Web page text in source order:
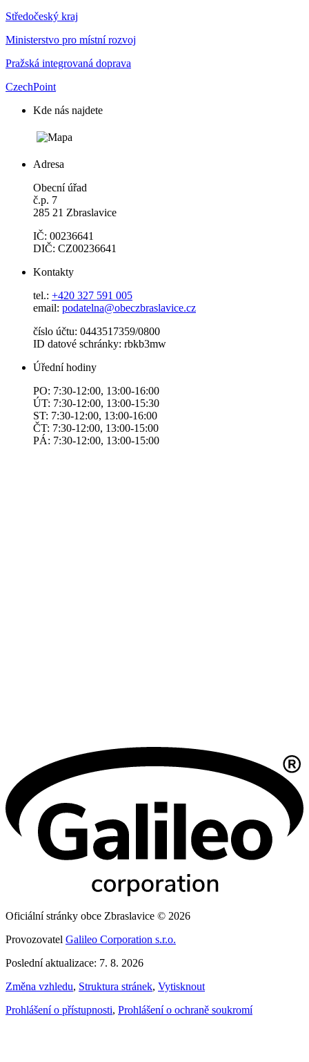
Středočeský kraj
Ministerstvo pro místní rozvoj
Pražská integrovaná doprava
CzechPoint
Kde nás najdete
Adresa
Obecní úřad
č.p. 7
285 21 Zbraslavice
IČ: 00236641
DIČ: CZ00236641
Kontakty
tel.: +420 327 591 005
email: podatelna@obeczbraslavice.cz
číslo účtu: 0443517359/0800
ID datové schránky: rbkb3mw
Úřední hodiny
PO: 7:30-12:00, 13:00-16:00
ÚT: 7:30-12:00, 13:00-15:30
ST: 7:30-12:00, 13:00-16:00
ČT: 7:30-12:00, 13:00-15:00
PÁ: 7:30-12:00, 13:00-15:00
Oficiální stránky obce Zbraslavice © 2026
Provozovatel Galileo Corporation s.r.o.
Poslední aktualizace: 7. 8. 2026
Změna vzhledu, Struktura stránek, Vytisknout
Prohlášení o přístupnosti, Prohlášení o ochraně soukromí